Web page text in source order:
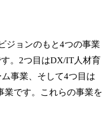
ジョンのもと4つの事業
。2つ目はDX/IT人材育
事業、そして4つ目は
業です。これらの事業を